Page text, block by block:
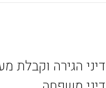
דיני הגירה וקבלת